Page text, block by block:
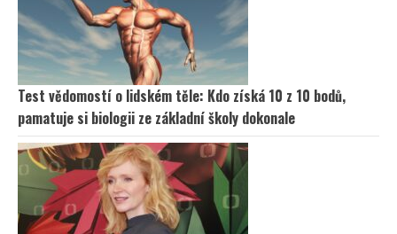
Test vědomostí o lidském těle: Kdo získá 10 z 10 bodů,
pamatuje si biologii ze základní školy dokonale